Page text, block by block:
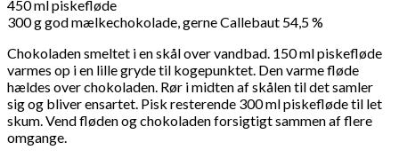
450 ml piskefløde
300 g god mælkechokolade, gerne Callebaut 54,5 %
Chokoladen smeltet i en skål over vandbad. 150 ml piskefløde
varmes op i en lille gryde til kogepunktet. Den varme fløde
hældes over chokoladen. Rør i midten af skålen til det samler
sig og bliver ensartet. Pisk resterende 300 ml piskefløde til let
skum. Vend fløden og chokoladen forsigtigt sammen af flere
omgange.